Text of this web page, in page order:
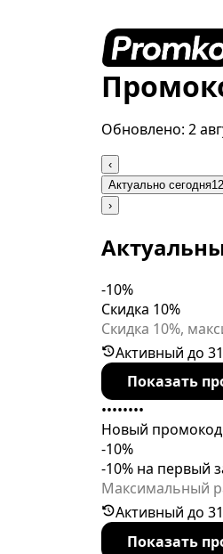
Обновлено: 2
‹
Актуально сегодня12
›
-10%
Скидка 10%
Скидка 10%,
первый интернет
Активный до
Показать
••••••••
Новый промокод
-10%
-10% на первый
Максимальный
бронирование.
Активный до
Показать